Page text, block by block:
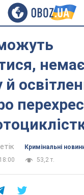
немає
й
Кримінальні
53,2 т.